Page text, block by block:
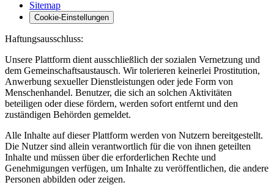
Sitemap
Cookie-Einstellungen
Haftungsausschluss:
Unsere Plattform dient ausschließlich der sozialen Vernetzung und
dem Gemeinschaftsaustausch. Wir tolerieren keinerlei Prostitution,
Anwerbung sexueller Dienstleistungen oder jede Form von
Menschenhandel. Benutzer, die sich an solchen Aktivitäten
beteiligen oder diese fördern, werden sofort entfernt und den
zuständigen Behörden gemeldet.
Alle Inhalte auf dieser Plattform werden von Nutzern bereitgestellt.
Die Nutzer sind allein verantwortlich für die von ihnen geteilten
Inhalte und müssen über die erforderlichen Rechte und
Genehmigungen verfügen, um Inhalte zu veröffentlichen, die andere
Personen abbilden oder zeigen.